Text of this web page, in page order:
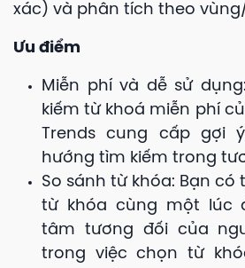
xác) và phân tích theo
Ưu điểm
Miễn phí và dễ sử
kiếm từ khoá miễn phí
Trends cung cấp gợi
hướng tìm kiếm trong
So sánh từ khóa: Bạn có
từ khóa cùng một lúc
tâm tương đối của
trong việc chọn từ